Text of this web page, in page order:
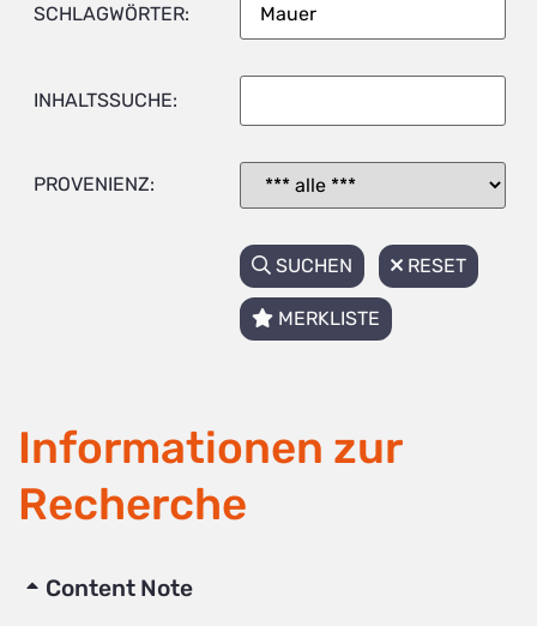
SCHLAGWÖRTER:
INHALTSSUCHE:
PROVENIENZ:
SUCHEN RESET
MERKLISTE
Informationen zur
Recherche
Content Note